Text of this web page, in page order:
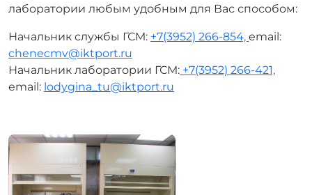
лаборатории любым удобным для Вас способом:
Начальник службы ГСМ: +7(3952) 266-854, email:
chenecmv@iktport.ru
Начальник лаборатории ГСМ: +7(3952) 266-421,
email: lodygina_tu@iktport.ru